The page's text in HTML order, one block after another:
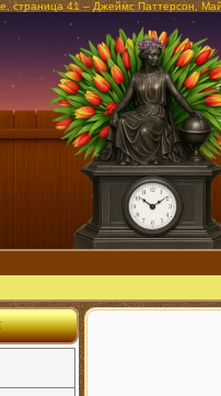
страница 41 – Джеймс Паттерсон,